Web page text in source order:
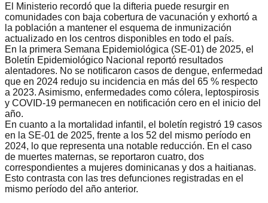
El Ministerio recordó que la difteria puede resurgir en
comunidades con baja cobertura de vacunación y exhortó a
la población a mantener el esquema de inmunización
actualizado en los centros disponibles en todo el país.
En la primera Semana Epidemiológica (SE-01) de 2025, el
Boletín Epidemiológico Nacional reportó resultados
alentadores. No se notificaron casos de dengue, enfermedad
que en 2024 redujo su incidencia en más del 65 % respecto
a 2023. Asimismo, enfermedades como cólera, leptospirosis
y COVID-19 permanecen en notificación cero en el inicio del
año.
En cuanto a la mortalidad infantil, el boletín registró 19 casos
en la SE-01 de 2025, frente a los 52 del mismo período en
2024, lo que representa una notable reducción. En el caso
de muertes maternas, se reportaron cuatro, dos
correspondientes a mujeres dominicanas y dos a haitianas.
Esto contrasta con las tres defunciones registradas en el
mismo período del año anterior.